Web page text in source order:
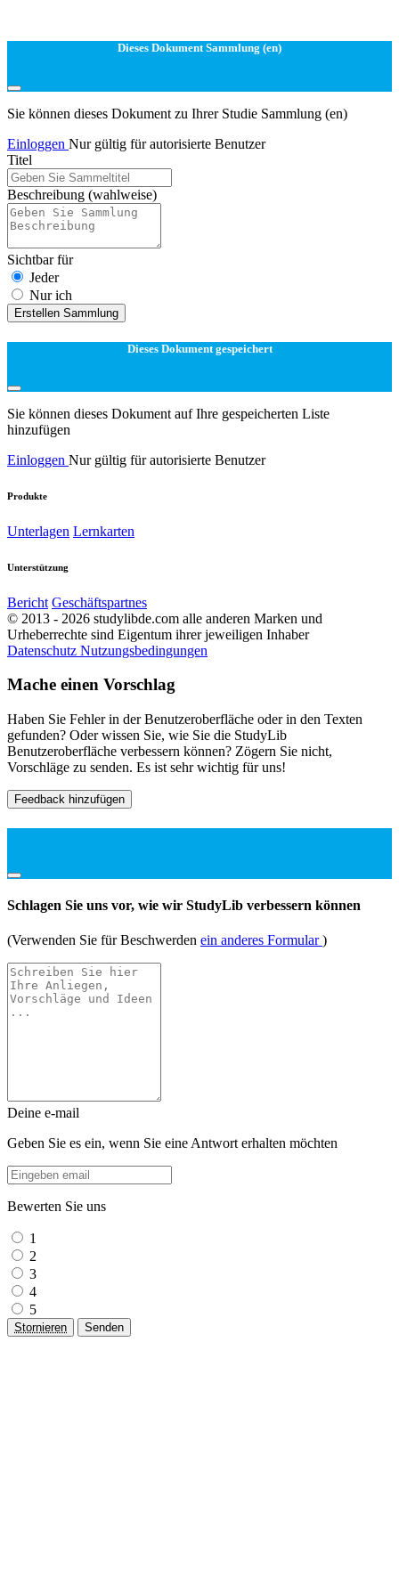
Dieses Dokument Sammlung (en)
Sie können dieses Dokument zu Ihrer Studie Sammlung (en)
Einloggen Nur gültig für autorisierte Benutzer
Titel
Beschreibung (wahlweise)
Sichtbar für
Jeder
Nur ich
Erstellen Sammlung
Dieses Dokument gespeichert
Sie können dieses Dokument auf Ihre gespeicherten Liste
hinzufügen
Einloggen Nur gültig für autorisierte Benutzer
Produkte
Unterlagen Lernkarten
Unterstützung
Bericht Geschäftspartnes
© 2013 - 2026 studylibde.com alle anderen Marken und
Urheberrechte sind Eigentum ihrer jeweiligen Inhaber
Datenschutz Nutzungsbedingungen
Mache einen Vorschlag
Haben Sie Fehler in der Benutzeroberfläche oder in den Texten
gefunden? Oder wissen Sie, wie Sie die StudyLib
Benutzeroberfläche verbessern können? Zögern Sie nicht,
Vorschläge zu senden. Es ist sehr wichtig für uns!
Feedback hinzufügen
Schlagen Sie uns vor, wie wir StudyLib verbessern können
(Verwenden Sie für Beschwerden ein anderes Formular)
Deine e-mail
Geben Sie es ein, wenn Sie eine Antwort erhalten möchten
Bewerten Sie uns
1
2
3
4
5
Stornieren Senden